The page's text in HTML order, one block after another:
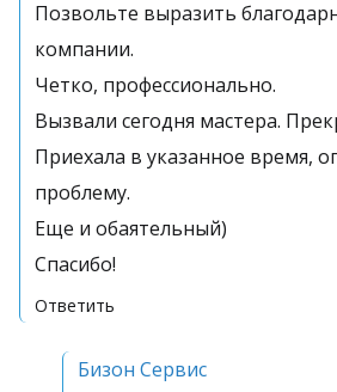
Позвольте выразить
компании.
Четко, профессионально.
Вызвали сегодня мастера.
Приехала в указанное время,
проблему.
Еще и обаятельный)
Спасибо!
Ответить
Бизон Сервис